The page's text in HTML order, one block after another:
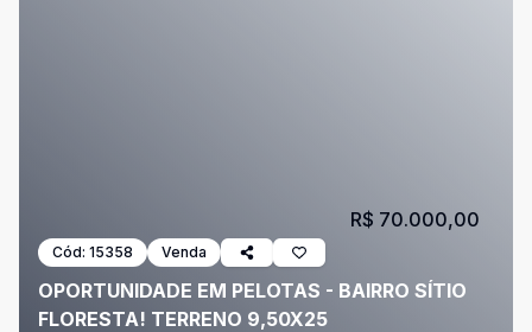
Cód: 15358 Venda
OPORTUNIDADE EM PELOTAS - BAIRRO SÍTIO
FLORESTA! TERRENO 9,50X25
R$ 70.000,00